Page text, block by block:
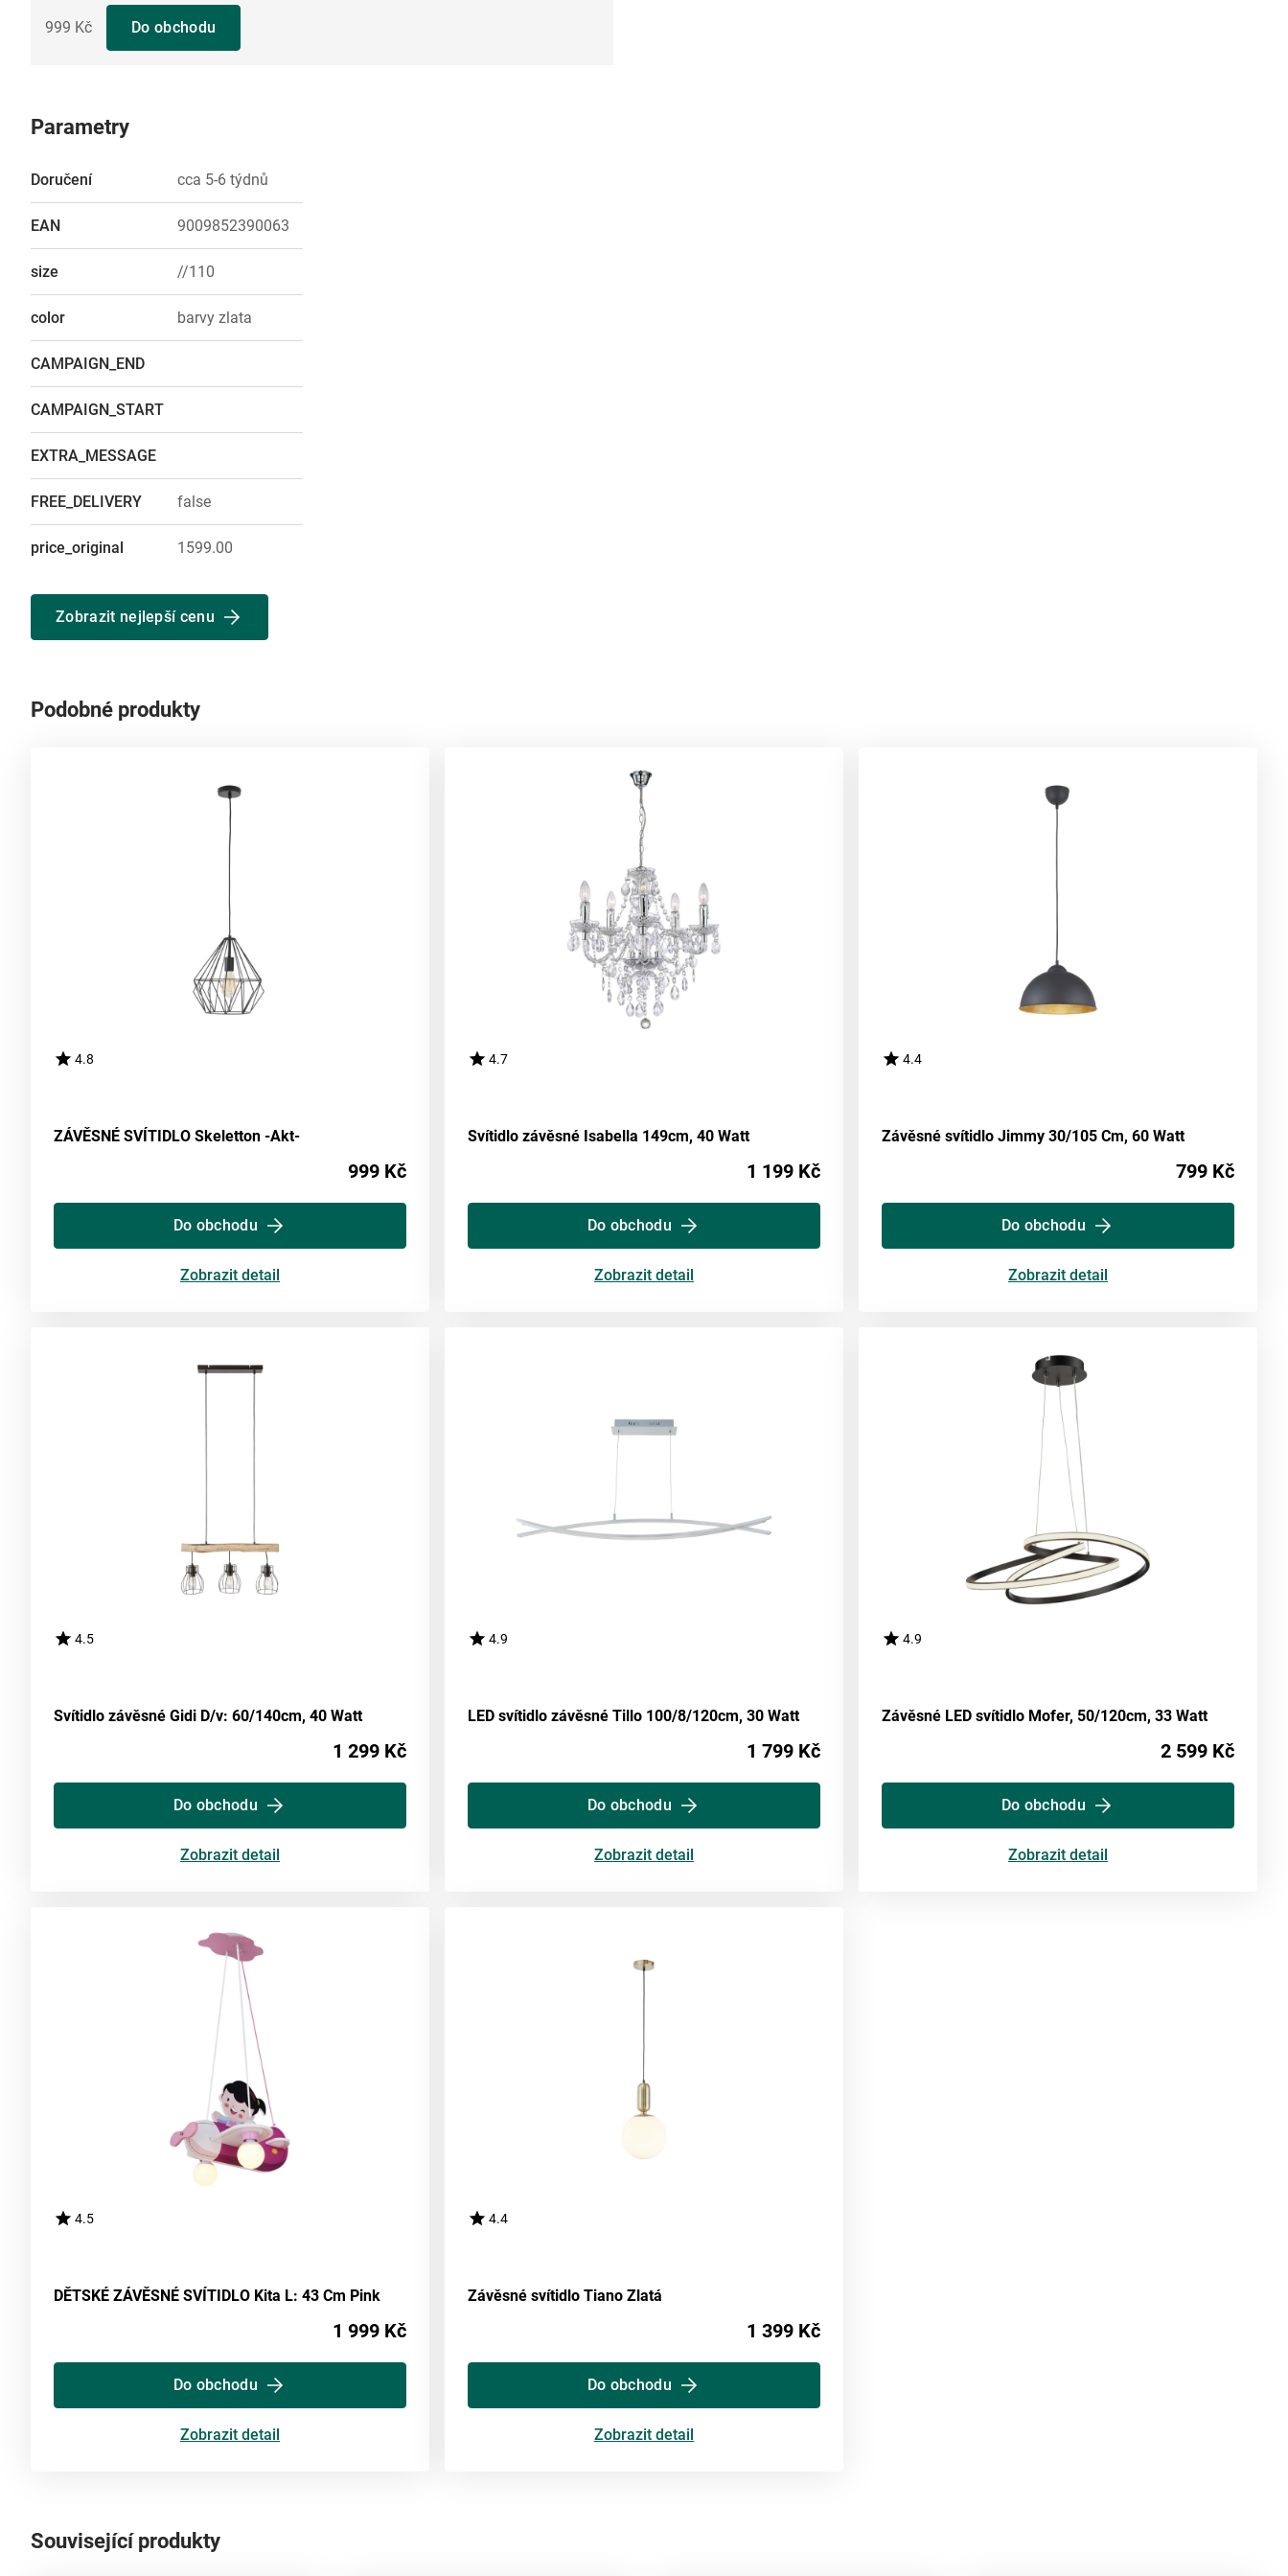
999 Kč Do obchodu
Parametry
Doručení cca 5-6 týdnů
EAN 9009852390063
size //110
color barvy zlata
CAMPAIGN_END
CAMPAIGN_START
EXTRA_MESSAGE
FREE_DELIVERY false
price_original 1599.00
Zobrazit nejlepší cenu
Podobné produkty
4.8
ZÁVĚSNÉ SVÍTIDLO Skeletton -Akt-
999 Kč
Do obchodu
Zobrazit detail
4.7
Svítidlo závěsné Isabella 149cm, 40 Watt
1 199 Kč
Do obchodu
Zobrazit detail
4.4
Závěsné svítidlo Jimmy 30/105 Cm, 60 Watt
799 Kč
Do obchodu
Zobrazit detail
4.5
Svítidlo závěsné Gidi D/v: 60/140cm, 40 Watt
1 299 Kč
Do obchodu
Zobrazit detail
4.9
LED svítidlo závěsné Tillo 100/8/120cm, 30 Watt
1 799 Kč
Do obchodu
Zobrazit detail
4.9
Závěsné LED svítidlo Mofer, 50/120cm, 33 Watt
2 599 Kč
Do obchodu
Zobrazit detail
4.5
DĚTSKÉ ZÁVĚSNÉ SVÍTIDLO Kita L: 43 Cm Pink
1 999 Kč
Do obchodu
Zobrazit detail
4.4
Závěsné svítidlo Tiano Zlatá
1 399 Kč
Do obchodu
Zobrazit detail
Související produkty